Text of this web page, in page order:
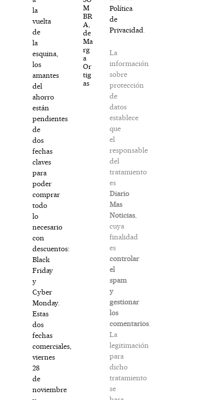
la
vuelta
de
la
esquina,
los
amantes
del
ahorro
están
pendientes
de
dos
fechas
claves
para
poder
comprar
todo
lo
necesario
con
descuentos:
Black
Friday
y
Cyber
Monday.
Estas
dos
fechas
comerciales,
viernes
28
de
noviembre
M
BR
A,
de
Ma
rg
a
Or
tig
as
Política
de
Privacidad
La
información
sobre
protección
de
datos
establece
que
el
responsable
del
tratamiento
es
Diario
Mas
Noticias
cuya
finalidad
es
controlar
el
spam
y
gestionar
los
comentarios
La
legitimación
para
dicho
tratamiento
se